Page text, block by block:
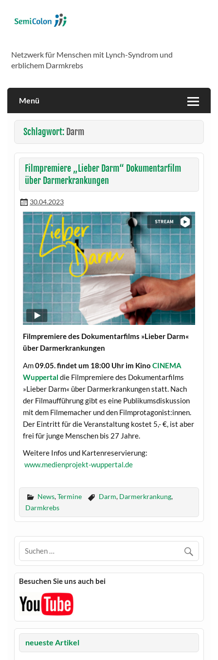
content
Netzwerk für Menschen mit Lynch-Syndrom und
erblichem Darmkrebs
Menü
Schlagwort: Darm
Filmpremiere „Lieber Darm“ Dokumentarfilm
über Darmerkrankungen
30.04.2023
Filmpremiere des Dokumentarfilms »Lieber Darm«
über Darmerkrankungen
Am09.05. findet um 18:00 Uhr im Kino CINEMA
Wuppertal die Filmpremiere des Dokumentarfilms
»Lieber Darm« über Darmerkrankungen statt. Nach
der Filmaufführung gibt es eine Publikumsdiskussion
mit dem Filmemacher und den Filmprotagonist:innen.
Der Eintritt für die Veranstaltung kostet 5,- €, ist aber
frei für junge Menschen bis 27 Jahre.
Weitere Infos und Kartenreservierung:
www.medienprojekt-wuppertal.de
News,Termine Darm, Darmerkrankung,
Darmkrebs
Besuchen Sie uns auch bei
neueste Artikel